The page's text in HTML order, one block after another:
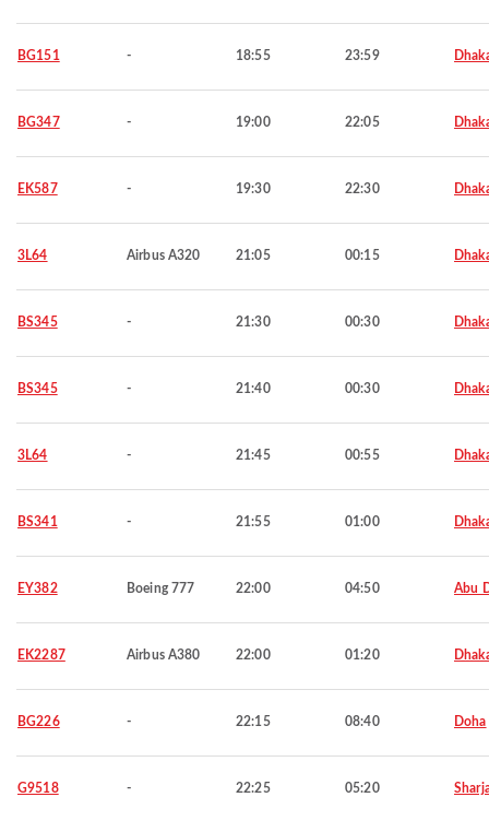
BG151 - 18:55 23:59
BG347 - 19:00 22:05
EK587 - 19:30 22:30
3L64 Airbus A320 21:05 00:15
BS345 - 21:30 00:30
BS345 - 21:40 00:30
3L64 - 21:45 00:55
BS341 - 21:55 01:00
EY382 Boeing 777 22:00 04:50 Abu
EK2287 Airbus A380 22:00 01:20
BG226 - 22:15 08:40 Doha
G9518 - 22:25 05:20